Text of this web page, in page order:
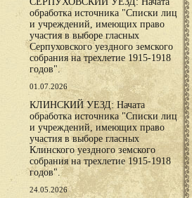
обработка источника "Списки лиц
и учреждений, имеющих право
участия в выборе гласных
Серпуховского уездного земского
собрания на трехлетие 1915-1918
годов".
01.07.2026
КЛИНСКИЙ УЕЗД: Начата
обработка источника "Списки лиц
и учреждений, имеющих право
участия в выборе гласных
Клинского уездного земского
собрания на трехлетие 1915-1918
годов".
24.05.2026